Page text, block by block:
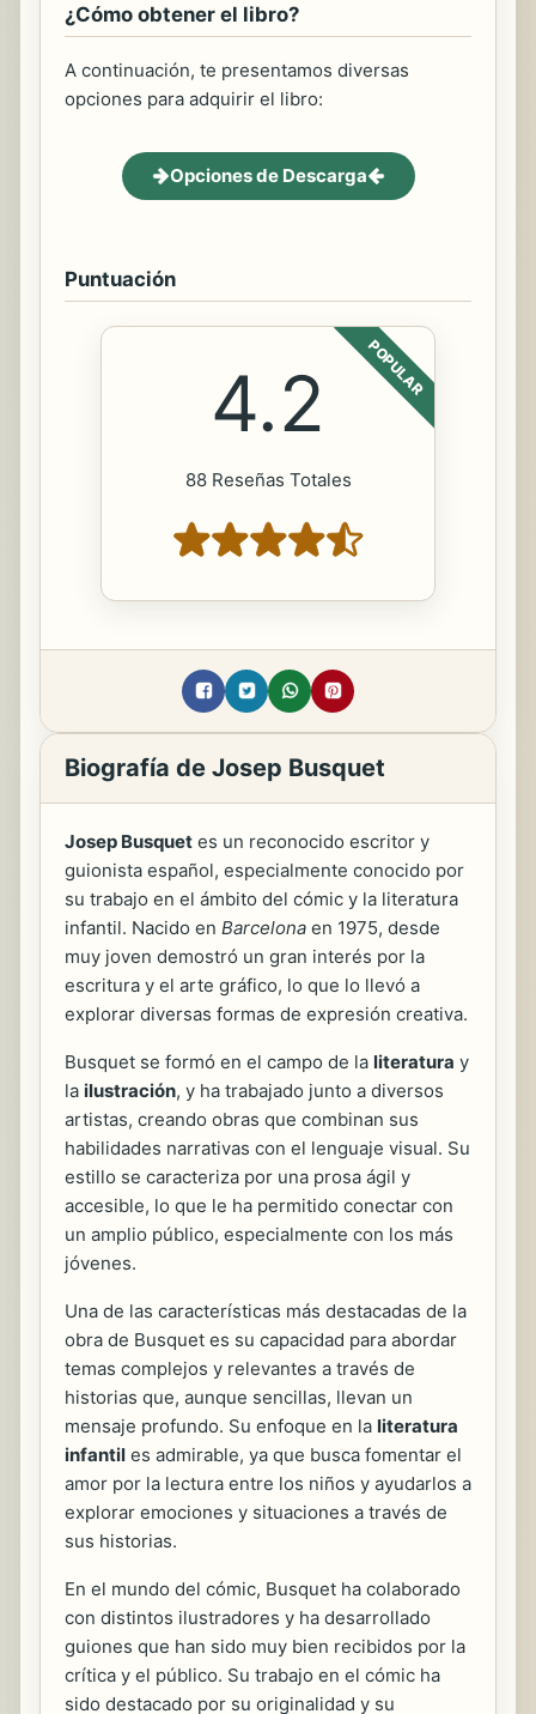
¿Cómo obtener el libro?
A continuación, te presentamos diversas
opciones para adquirir el libro:
Opciones de Descarga
Puntuación
POPULAR
4.2
88 Reseñas Totales
Biografía de Josep Busquet
Josep Busquet es un reconocido escritor y
guionista español, especialmente conocido por
su trabajo en el ámbito del cómic y la literatura
infantil. Nacido en Barcelona en 1975, desde
muy joven demostró un gran interés por la
escritura y el arte gráfico, lo que lo llevó a
explorar diversas formas de expresión creativa.
Busquet se formó en el campo de la literatura y
la ilustración, y ha trabajado junto a diversos
artistas, creando obras que combinan sus
habilidades narrativas con el lenguaje visual. Su
estillo se caracteriza por una prosa ágil y
accesible, lo que le ha permitido conectar con
un amplio público, especialmente con los más
jóvenes.
Una de las características más destacadas de la
obra de Busquet es su capacidad para abordar
temas complejos y relevantes a través de
historias que, aunque sencillas, llevan un
mensaje profundo. Su enfoque en la literatura
infantil es admirable, ya que busca fomentar el
amor por la lectura entre los niños y ayudarlos a
explorar emociones y situaciones a través de
sus historias.
En el mundo del cómic, Busquet ha colaborado
con distintos ilustradores y ha desarrollado
guiones que han sido muy bien recibidos por la
crítica y el público. Su trabajo en el cómic ha
sido destacado por su originalidad y su